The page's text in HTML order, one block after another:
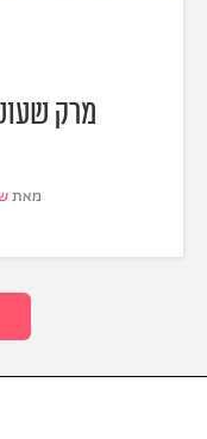
מרק
מאת